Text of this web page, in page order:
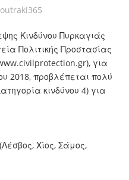
Κινδύνου Πυρκαγιάς
Πολιτικής Προστασίας
), για
2018, προβλέπεται πολύ
κινδύνου 4) για
Χίος, Σάμος,